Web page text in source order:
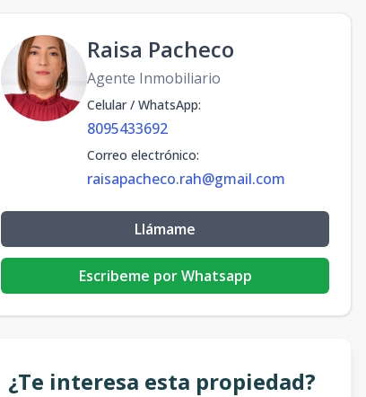
Raisa Pacheco
Agente Inmobiliario
Celular / WhatsApp:
8095433692
Correo electrónico:
raisapacheco.rah@gmail.com
Llámame
Escribeme por Whatsapp
¿Te interesa esta propiedad?